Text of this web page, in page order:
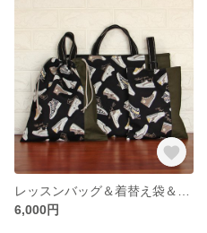
6,000円